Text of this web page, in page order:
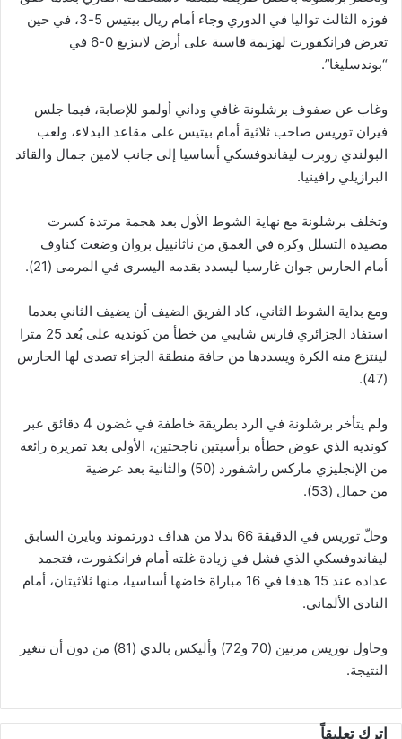
فوزه الثالث تواليا في الدوري وجاء أمام ريال بيتيس 5-3، في حين
تعرض فرانكفورت لهزيمة قاسية على أرض لايبزيغ 0-6 في
“بوندسليغا”.
وغاب عن صفوف برشلونة غافي وداني أولمو للإصابة، فيما جلس
فيران توريس صاحب ثلاثية أمام بيتيس على مقاعد البدلاء، ولعب
البولندي روبرت ليفاندوفسكي أساسيا إلى جانب لامين جمال والقائد
البرازيلي رافينيا.
وتخلف برشلونة مع نهاية الشوط الأول بعد هجمة مرتدة كسرت
مصيدة التسلل وكرة في العمق من ناثانييل بروان وضعت كناوف
أمام الحارس جوان غارسيا ليسدد بقدمه اليسرى في المرمى (21).
ومع بداية الشوط الثاني، كاد الفريق الضيف أن يضيف الثاني بعدما
استفاد الجزائري فارس شايبي من خطأ من كونديه على بُعد 25 مترا
لينتزع منه الكرة ويسددها من حافة منطقة الجزاء تصدى لها الحارس
(47).
ولم يتأخر برشلونة في الرد بطريقة خاطفة في غضون 4 دقائق عبر
كونديه الذي عوض خطأه برأسيتين ناجحتين، الأولى بعد تمريرة رائعة
من الإنجليزي ماركس راشفورد (50) والثانية بعد عرضية
من جمال (53).
وحلّ توريس في الدقيقة 66 بدلا من هداف دورتموند وبايرن السابق
ليفاندوفسكي الذي فشل في زيادة غلته أمام فرانكفورت، فتجمد
عداده عند 15 هدفا في 16 مباراة خاضها أساسيا، منها ثلاثيتان، أمام
النادي الألماني.
وحاول توريس مرتين (70 و72) وأليكس بالدي (81) من دون أن تتغير
النتيجة.
اترك تعليقاً